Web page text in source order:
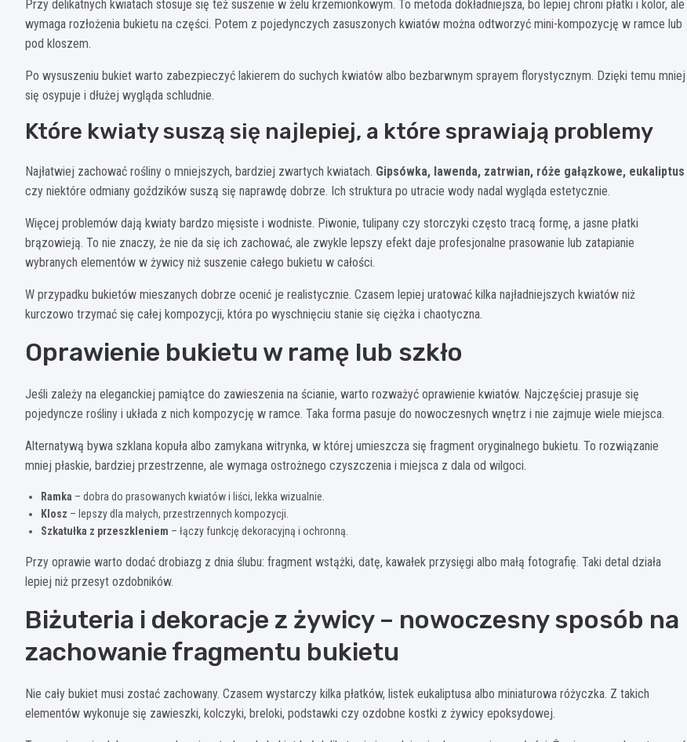
Przy delikatnych kwiatach stosuje się też suszenie w żelu krzemionkowym. To metoda dokładniejsza, bo lepiej chroni płatki i kolor, ale
wymaga rozłożenia bukietu na części. Potem z pojedynczych zasuszonych kwiatów można odtworzyć mini-kompozycję w ramce lub
pod kloszem.
Po wysuszeniu bukiet warto zabezpieczyć lakierem do suchych kwiatów albo bezbarwnym sprayem florystycznym. Dzięki temu mniej
się osypuje i dłużej wygląda schludnie.
Które kwiaty suszą się najlepiej, a które sprawiają problemy
Najłatwiej zachować rośliny o mniejszych, bardziej zwartych kwiatach. Gipsówka, lawenda, zatrwian, róże gałązkowe, eukaliptus
czy niektóre odmiany goździków suszą się naprawdę dobrze. Ich struktura po utracie wody nadal wygląda estetycznie.
Więcej problemów dają kwiaty bardzo mięsiste i wodniste. Piwonie, tulipany czy storczyki często tracą formę, a jasne płatki
brązowieją. To nie znaczy, że nie da się ich zachować, ale zwykle lepszy efekt daje profesjonalne prasowanie lub zatapianie
wybranych elementów w żywicy niż suszenie całego bukietu w całości.
W przypadku bukietów mieszanych dobrze ocenić je realistycznie. Czasem lepiej uratować kilka najładniejszych kwiatów niż
kurczowo trzymać się całej kompozycji, która po wyschnięciu stanie się ciężka i chaotyczna.
Oprawienie bukietu w ramę lub szkło
Jeśli zależy na eleganckiej pamiątce do zawieszenia na ścianie, warto rozważyć oprawienie kwiatów. Najczęściej prasuje się
pojedyncze rośliny i układa z nich kompozycję w ramce. Taka forma pasuje do nowoczesnych wnętrz i nie zajmuje wiele miejsca.
Alternatywą bywa szklana kopuła albo zamykana witrynka, w której umieszcza się fragment oryginalnego bukietu. To rozwiązanie
mniej płaskie, bardziej przestrzenne, ale wymaga ostrożnego czyszczenia i miejsca z dala od wilgoci.
Ramka – dobra do prasowanych kwiatów i liści, lekka wizualnie.
Klosz – lepszy dla małych, przestrzennych kompozycji.
Szkatułka z przeszkleniem – łączy funkcję dekoracyjną i ochronną.
Przy oprawie warto dodać drobiazg z dnia ślubu: fragment wstążki, datę, kawałek przysięgi albo małą fotografię. Taki detal działa
lepiej niż przesyt ozdobników.
Biżuteria i dekoracje z żywicy – nowoczesny sposób na
zachowanie fragmentu bukietu
Nie cały bukiet musi zostać zachowany. Czasem wystarczy kilka płatków, listek eukaliptusa albo miniaturowa różyczka. Z takich
elementów wykonuje się zawieszki, kolczyki, breloki, podstawki czy ozdobne kostki z żywicy epoksydowej.